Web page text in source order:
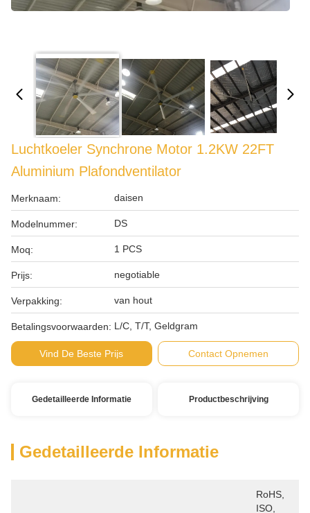
Luchtkoeler Synchrone Motor 1.2KW 22FT
Aluminium Plafondventilator
Merknaam: daisen
Modelnummer: DS
Moq: 1 PCS
Prijs: negotiable
Verpakking: van hout
Betalingsvoorwaarden: L/C, T/T, Geldgram
Vind De Beste Prijs Contact Opnemen
Gedetailleerde Informatie Productbeschrijving
Gedetailleerde Informatie
RoHS,
ISO,